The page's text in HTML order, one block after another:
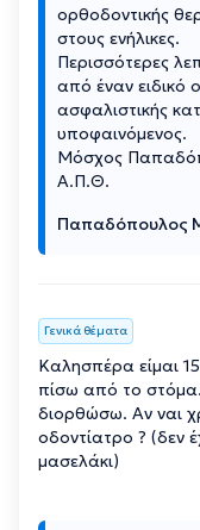
ορθοδοντικής
στους ενήλικες.
Περισσότερες
από έναν ειδικό
ασφαλιστικής
υποφαινόμενος.
Μόσχος
Α.Π.Θ.
Παπαδόπουλος
Γενικά θέματα
Καλησπέρα είμαι
πίσω από το
διορθώσω. Αν ναι
οδοντίατρο ? (δεν
μασελάκι)